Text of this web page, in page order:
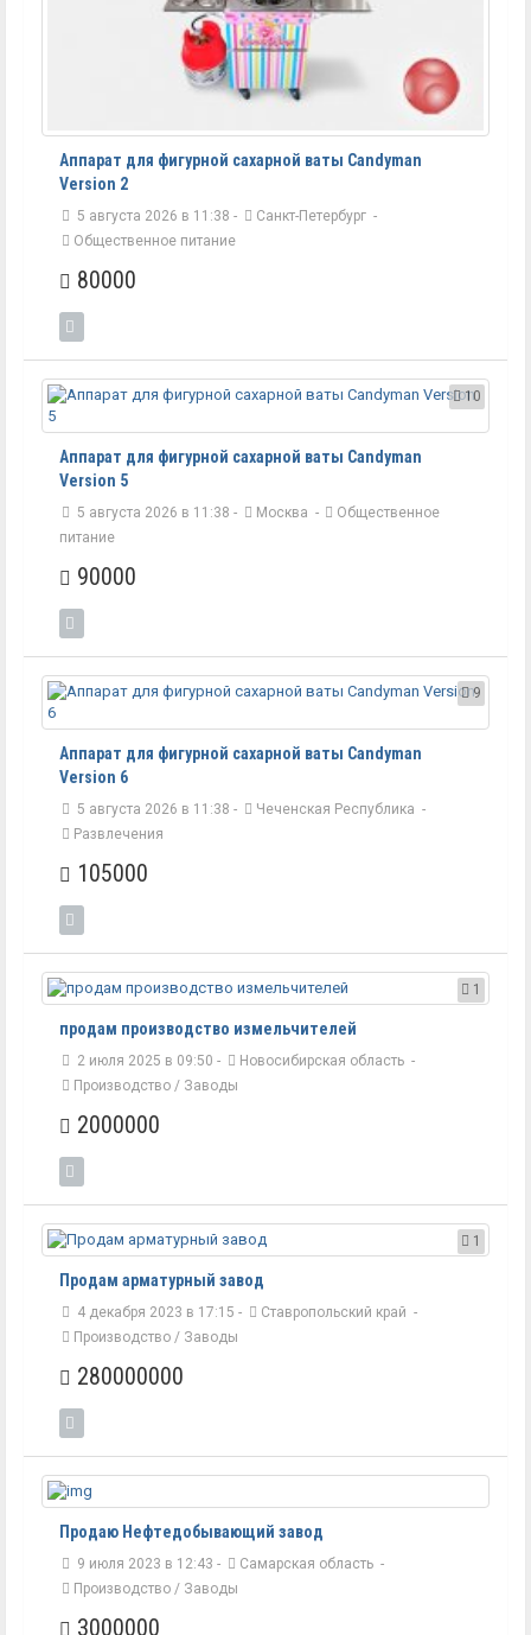
Аппарат для фигурной сахарной ваты Candyman
Version 2
5 августа 2026 в 11:38 - Санкт-Петербург -
Общественное питание
80000
10
Аппарат для фигурной сахарной ваты Candyman
Version 5
5 августа 2026 в 11:38 - Москва -
Общественное
питание
90000
9
Аппарат для фигурной сахарной ваты Candyman
Version 6
5 августа 2026 в 11:38 - Чеченская Республика -
Развлечения
105000
1
продам производство измельчителей
2 июля 2025 в 09:50 - Новосибирская область -
Производство / Заводы
2000000
1
Продам арматурный завод
4 декабря 2023 в 17:15 - Ставропольский край -
Производство / Заводы
280000000
Продаю Нефтедобывающий завод
9 июля 2023 в 12:43 - Самарская область -
Производство / Заводы
3000000